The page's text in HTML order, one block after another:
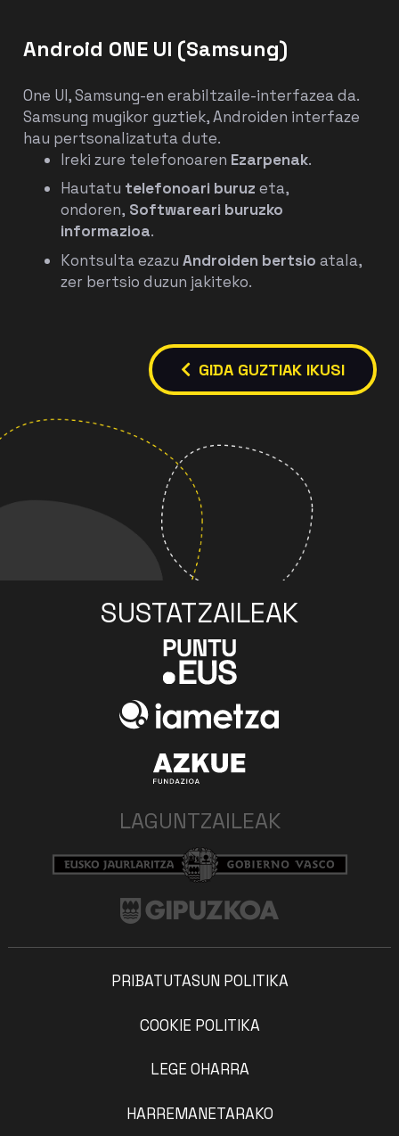
Android ONE UI (Samsung)
One UI, Samsung-en erabiltzaile-interfazea da.
Samsung mugikor guztiek, Androiden interfaze
hau pertsonalizatuta dute.
Ireki zure telefonoaren Ezarpenak.
Hautatu telefonoari buruz eta,
ondoren, Softwareari buruzko
informazioa.
Kontsulta ezazu Androiden bertsio atala,
zer bertsio duzun jakiteko.
GIDA GUZTIAK IKUSI
SUSTATZAILEAK
LAGUNTZAILEAK
PRIBATUTASUN POLITIKA
COOKIE POLITIKA
LEGE OHARRA
HARREMANETARAKO